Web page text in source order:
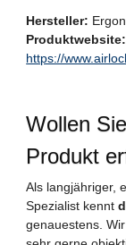
Hersteller:
Produktwebsite:
https://
Wollen
Produkt
Als langjähriger,
Spezialist kennt
genauestens.